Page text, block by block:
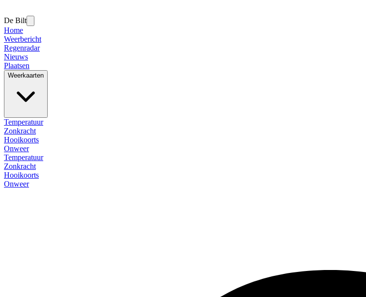
De Bilt
Home
Weerbericht
Regenradar
Nieuws
Plaatsen
Weerkaarten
Temperatuur
Zonkracht
Hooikoorts
Onweer
Temperatuur
Zonkracht
Hooikoorts
Onweer